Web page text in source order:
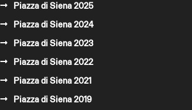
Piazza di Siena 2025
Piazza di Siena 2024
Piazza di Siena 2023
Piazza di Siena 2022
Piazza di Siena 2021
Piazza di Siena 2019